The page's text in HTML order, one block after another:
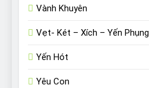
Vành Khuyên
Vẹt- Két – Xích – Yến Phụng
Yến Hót
Yêu Con